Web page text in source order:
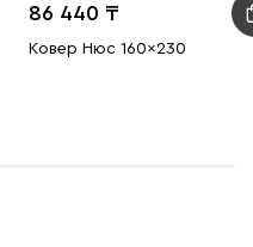
86 440
Ковер Нюс 160x230